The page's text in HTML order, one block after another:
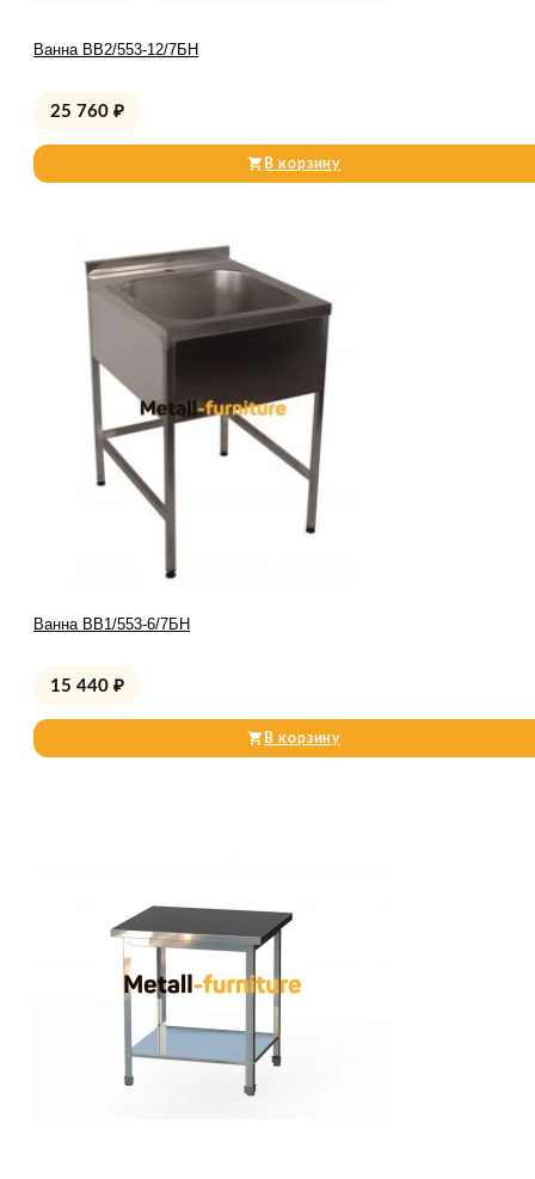
Ванна ВВ2/553-12/7БН
25 760 ₽
В корзину
Ванна ВВ1/553-6/7БН
15 440 ₽
В корзину